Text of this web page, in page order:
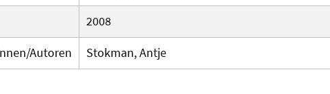
2008
Autoren
Stokman, Antje